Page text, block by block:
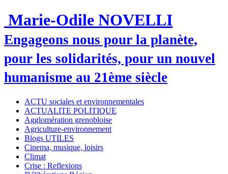
Marie-Odile NOVELLI
Engageons nous pour la planète,
pour les solidarités, pour un nouvel
humanisme au 21ème siècle
ACTU sociales et environnementales
ACTUALITE POLITIQUE
Agglomération grenobloise
Agriculture-environnement
Blogs UTILES
Cinema, musique, loisirs
Climat
Crise : Reflexions